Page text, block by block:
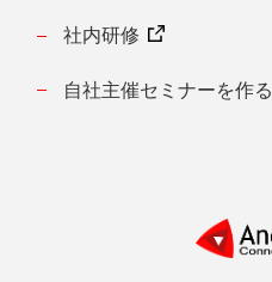
社内研修
自社主催セミナーを作る